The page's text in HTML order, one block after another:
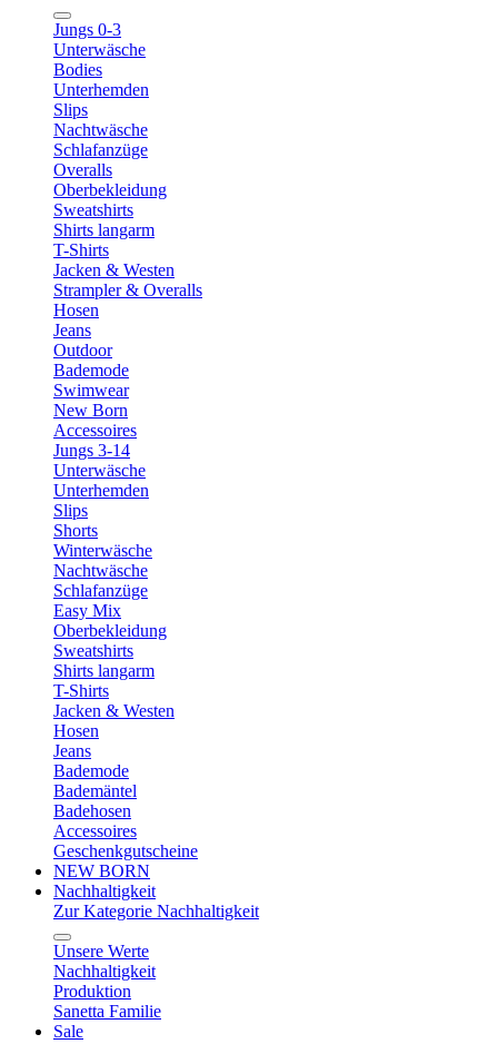
Jungs 0-3
Unterwäsche
Bodies
Unterhemden
Slips
Nachtwäsche
Schlafanzüge
Overalls
Oberbekleidung
Sweatshirts
Shirts langarm
T-Shirts
Jacken & Westen
Strampler & Overalls
Hosen
Jeans
Outdoor
Bademode
Swimwear
New Born
Accessoires
Jungs 3-14
Unterwäsche
Unterhemden
Slips
Shorts
Winterwäsche
Nachtwäsche
Schlafanzüge
Easy Mix
Oberbekleidung
Sweatshirts
Shirts langarm
T-Shirts
Jacken & Westen
Hosen
Jeans
Bademode
Bademäntel
Badehosen
Accessoires
Geschenkgutscheine
NEW BORN
Nachhaltigkeit
Zur Kategorie Nachhaltigkeit
Unsere Werte
Nachhaltigkeit
Produktion
Sanetta Familie
Sale